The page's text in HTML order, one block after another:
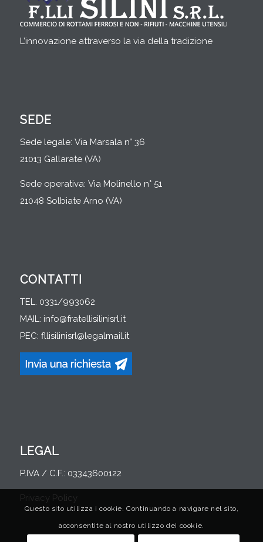
L’innovazione attraverso la via della tradizione
SEDE
Sede legale: Via Marsala n° 36
21013 Gallarate (VA)
Sede operativa: Via Molinello n° 51
21048 Solbiate Arno (VA)
CONTATTI
TEL. 0331/993062
MAIL: info@fratellisilinisrl.it
PEC: fllisilinisrl@legalmail.it
LEGAL
P.IVA / C.F.: 03343600122
Privacy Policy
Questo sito utilizza i cookie. Continuando a navigare nel sito,
acconsentite al nostro utilizzo dei cookie.